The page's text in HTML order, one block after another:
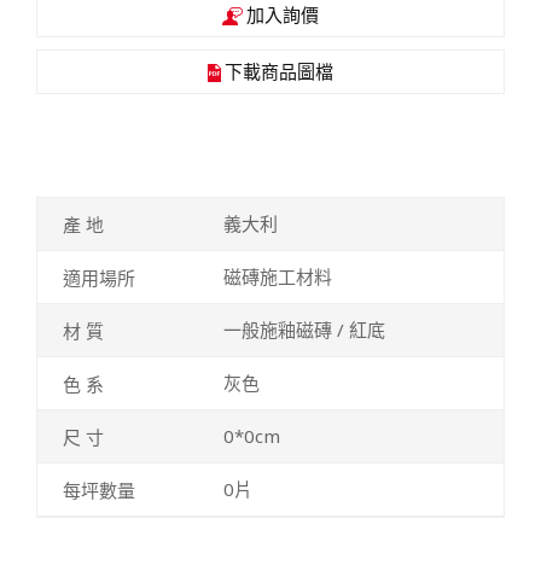
加入詢價
下載商品圖檔
義大利
磁磚施工材料
一般施釉磁磚 / 紅底
灰色
0*0cm
0片